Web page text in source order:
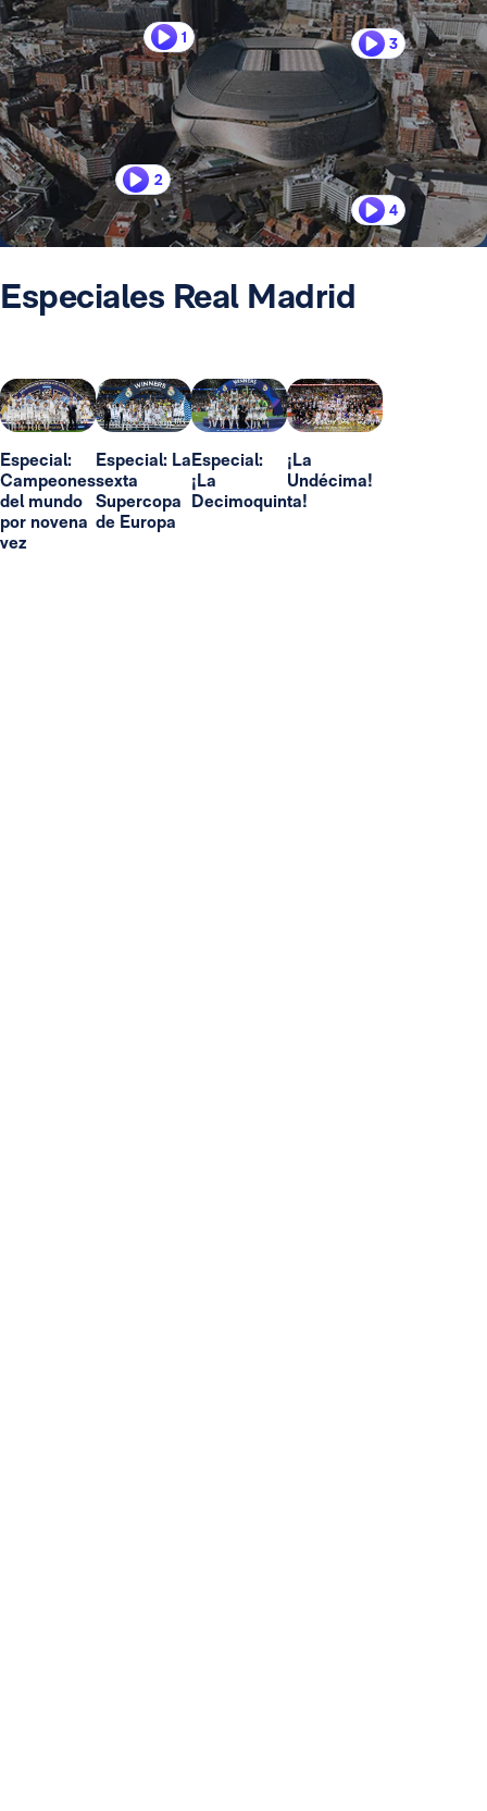
1
2
3
4
Especiales Real Madrid
Especial:
Campeones
del mundo
por novena
vez
Especial: La
sexta
Supercopa
de Europa
Especial:
¡La
Decimoquinta!
¡La
Undécima!